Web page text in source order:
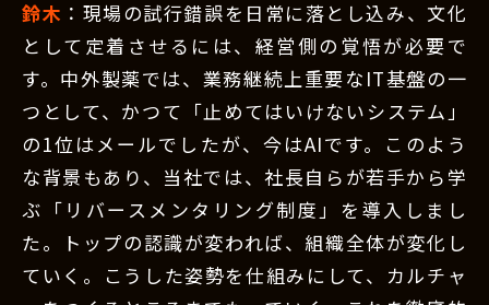
鈴木 ：現場の試行錯誤を日常に落とし込み、文化
として定着させるには、経営側の覚悟が必要で
す。中外製薬では、業務継続上重要なIT基盤の一
つとして、かつて「止めてはいけないシステム」
の1位はメールでしたが、今はAIです。このよう
な背景もあり、当社では、社長自らが若手から学
ぶ「リバースメンタリング制度」を導入しまし
た。トップの認識が変われば、組織全体が変化し
ていく。こうした姿勢を仕組みにして、カルチャ